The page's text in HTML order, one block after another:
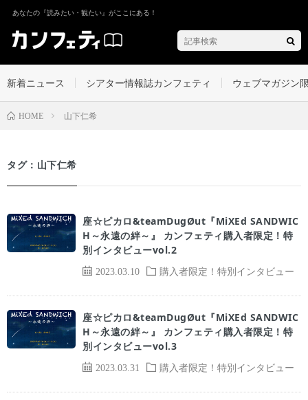
あなたの『読みたい・観たい』がここにある！
新着ニュース シアター情報誌カンフェティ ウェブマガジン
HOME 山下仁希
タグ：山下仁希
2023.03.10 購入者限定！特別インタビュー
座☆ピカロ&teamDugØut『MiXEd SANDWIC
H～永遠の絆～』 カンフェティ購入者限定！特
別インタビューvol.2
2023.03.31 購入者限定！特別インタビュー
座☆ピカロ&teamDugØut『MiXEd SANDWIC
H～永遠の絆～』 カンフェティ購入者限定！特
別インタビューvol.3